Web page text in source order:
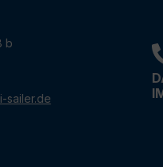
b
sailer.de